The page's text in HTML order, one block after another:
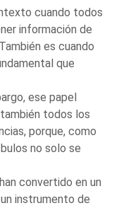
cuando todos
información de
es cuando
que
ese papel
todos los
porque, como
no solo se
convertido en un
instrumento de